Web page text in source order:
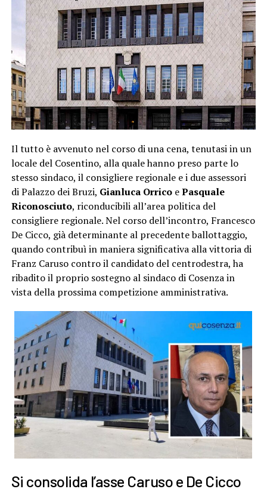
Il tutto è avvenuto nel corso di una cena, tenutasi in un
locale del Cosentino, alla quale hanno preso parte lo
stesso sindaco, il consigliere regionale e i due assessori
di Palazzo dei Bruzi, Gianluca OrricoePasquale
Riconosciuto, riconducibili all’area politica del
consigliere regionale. Nel corso dell’incontro, Francesco
De Cicco, già determinante al precedente ballottaggio,
quando contribuì in maniera significativa alla vittoria di
Franz Caruso contro il candidato del centrodestra, ha
ribadito il proprio sostegno al sindaco di Cosenza in
vista della prossima competizione amministrativa.
Si consolida l’asse Caruso e De Cicco